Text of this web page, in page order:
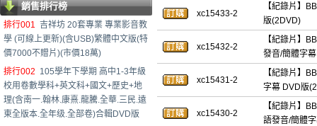
銷售排行榜
排行001 吉祥坊 20套專業 專業影音教
學 (可線上更新)(含USB)繁體中文版(特
價7000不贈片)(市價18萬)
排行002 105學年下學期 高中1-3年級
校用卷數學科+英文科+國文+歷史+地
理(含南一.翰林.康熹.龍騰.全華.三民.遠
東全版本.全年级.全部卷)合輯DVD版
xc15433-2
【紀錄片】
版(2DVD)
xc15432-2
【紀錄片】
發音/簡體字
xc15431-2
【紀錄片】
字幕 DVD版
xc15430-2
【紀錄片】
語發音/簡體